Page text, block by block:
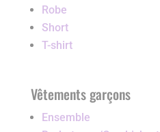
Robe
Short
T-shirt
Vêtements garçons
Ensemble